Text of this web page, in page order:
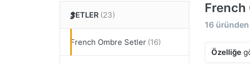
SETLER
French Ombre Setler
French
16 üründen
Özelliğe